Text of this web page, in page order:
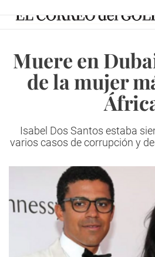
Muere en
de la mujer
Isabel Dos Santos estaba
varios casos de corrupción y